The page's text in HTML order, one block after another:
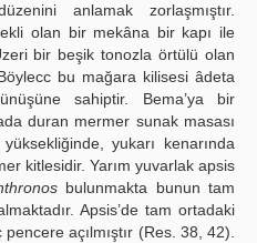
anlamak zorlaşmıştır.
olan bir mekâna bir kapı ile
bir beşik tonozla örtülü olan
bu mağara kilisesi âdeta
sahiptir. Bema’ya bir
duran mermer sunak masası
yukarı kenarında
kitlesidir. Yarım yuvarlak apsis
bulunmakta bunun tam
Apsis’de tam ortadaki
açılmıştır (Res. 38, 42).